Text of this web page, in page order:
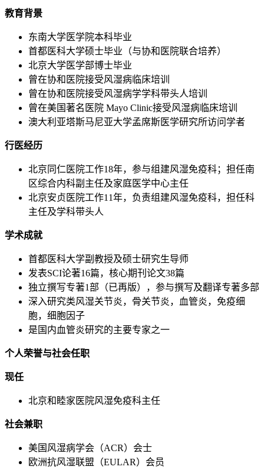
教育背景
东南大学医学院本科毕业
首都医科大学硕士毕业（与协和医院联合培养）
北京大学医学部博士毕业
曾在协和医院接受风湿病临床培训
曾在协和医院接受风湿病学学科带头人培训
曾在美国著名医院 Mayo Clinic接受风湿病临床培训
澳大利亚塔斯马尼亚大学孟席斯医学研究所访问学者
行医经历
北京同仁医院工作18年，参与组建风湿免疫科；担任南
区综合内科副主任及家庭医学中心主任
北京安贞医院工作11年，负责组建风湿免疫科，担任科
主任及学科带头人
学术成就
首都医科大学副教授及硕士研究生导师
发表SCI论著16篇，核心期刊论文38篇
独立撰写专著1部（已再版），参与撰写及翻译专著多部
深入研究类风湿关节炎，骨关节炎，血管炎，免疫细
胞，细胞因子
是国内血管炎研究的主要专家之一
个人荣誉与社会任职
现任
北京和睦家医院风湿免疫科主任
社会兼职
美国风湿病学会（ACR）会士
欧洲抗风湿联盟（EULAR）会员